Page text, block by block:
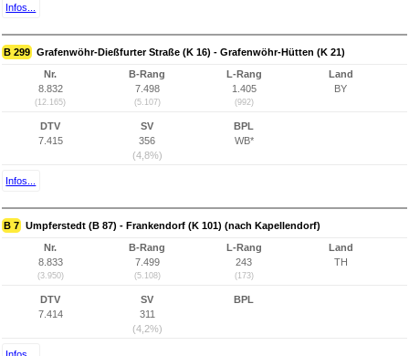
Infos...
B 299 Grafenwöhr-Dießfurter Straße (K 16) - Grafenwöhr-Hütten (K 21)
Nr.
8.832
(12.165)
B-Rang
7.498
(5.107)
L-Rang
1.405
(992)
Land
BY
DTV
7.415
SV
356
(4,8%)
BPL
WB*
Infos...
B 7 Umpferstedt (B 87) - Frankendorf (K 101) (nach Kapellendorf)
Nr.
8.833
(3.950)
B-Rang
7.499
(5.108)
L-Rang
243
(173)
Land
TH
DTV
7.414
SV
311
(4,2%)
BPL